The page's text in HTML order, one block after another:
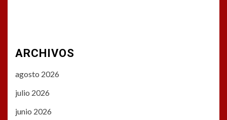
ARCHIVOS
agosto 2026
julio 2026
junio 2026